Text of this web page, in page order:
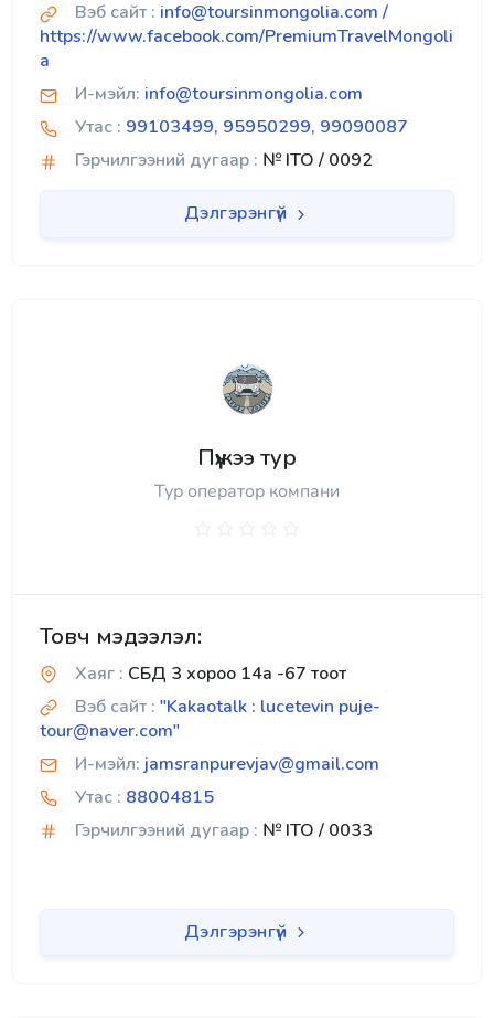
Вэб сайт : info@toursinmongolia.com /
https://www.facebook.com/PremiumTravelMongoli
a
И-мэйл: info@toursinmongolia.com
Утас : 99103499, 95950299, 99090087
Гэрчилгээний дугаар : № ITO / 0092
Дэлгэрэнгүй
Пүүжээ тур
Тур оператор компани
Товч мэдээлэл:
Хаяг : СБД 3 хороо 14а -67 тоот
Вэб сайт : "Kakaotalk : lucetevin puje-
tour@naver.com"
И-мэйл: jamsranpurevjav@gmail.com
Утас : 88004815
Гэрчилгээний дугаар : № ITO / 0033
Дэлгэрэнгүй